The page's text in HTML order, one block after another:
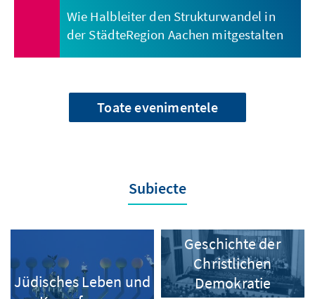
Wie Halbleiter den Strukturwandel in
der StädteRegion Aachen mitgestalten
Toate evenimentele
Subiecte
Jüdisches Leben und
Geschichte der
Christlichen
Demokratie